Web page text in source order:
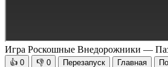
Игра Роскошные Внедорожники —
👍 0 👎 0 Перезапуск Главная